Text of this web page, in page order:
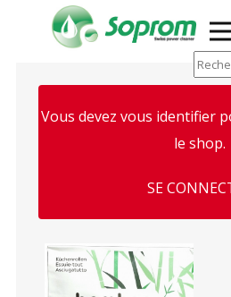
Vous devez vous identifier
le shop.
SE